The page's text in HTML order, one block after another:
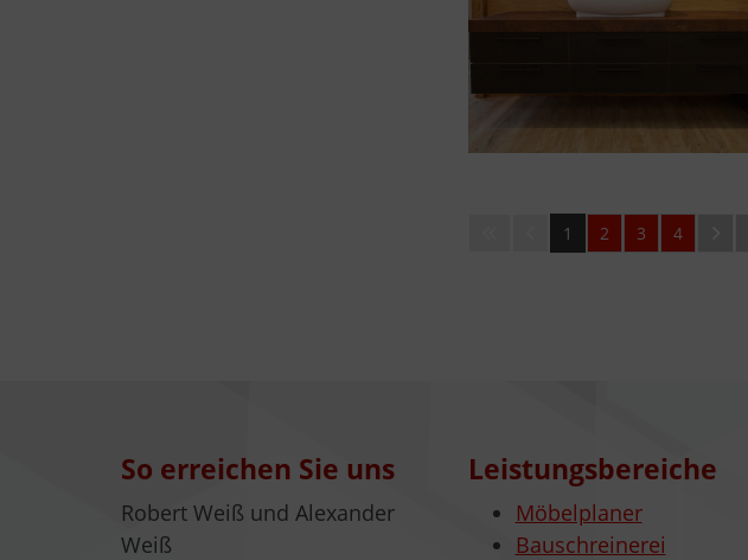
1 2 3 4
So erreichen Sie uns
Robert Weiß und Alexander
Weiß
Leistungsbereiche
Möbelplaner
Bauschreinerei